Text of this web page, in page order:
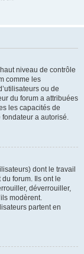
niveau de contrôle
comme les
ou de
du forum a attribuées
les capacités de
fondateur a autorisé.
dont le travail
forum. Ils ont le
déverrouiller,
modèrent.
partent en